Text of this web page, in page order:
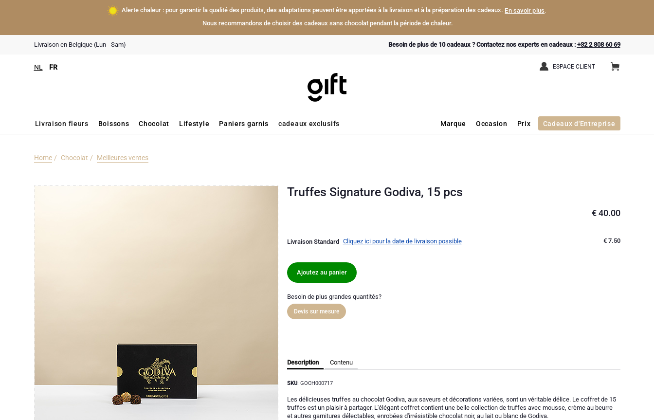
Alerte chaleur : pour garantir la qualité des produits, des adaptations peuvent être apportées à la livraison et à la préparation des cadeaux. En savoir plus.
Nous recommandons de choisir des cadeaux sans chocolat pendant la période de chaleur.
ESPACE CLIENT
Livraison en Belgique (Lun - Sam) Besoin de plus de 10 cadeaux ? Contactez nos experts en cadeaux : +32 2 808 60 69
NL FR
Livraison fleurs Boissons Chocolat Lifestyle Paniers garnis cadeaux exclusifs Marque Occasion Prix Cadeaux d'Entreprise
Home Chocolat Meilleures ventes
Truffes Signature Godiva, 15 pcs
€ 40.00
Livraison Standard Cliquez ici pour la date de livraison possible € 7.50
Ajoutez au panier
Besoin de plus grandes quantités?
Devis sur mesure
Description
SKU: GOCH000717
Les délicieuses truffes au chocolat Godiva, aux saveurs et décorations variées, sont un véritable délice. Le coffret de 15
truffes est un plaisir à partager. L'élégant coffret contient une belle collection de truffes avec mousse, crème au beurre
et autres garnitures délectables, enrobées d'irrésistible chocolat noir, au lait ou blanc de Godiva.
Contenu